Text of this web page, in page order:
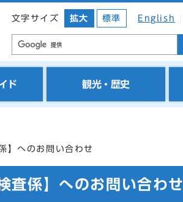
文字サイズ 拡大 標準 English
ド 観光・歴史
】へのお問い合わせ
査係】へのお問い合わせ